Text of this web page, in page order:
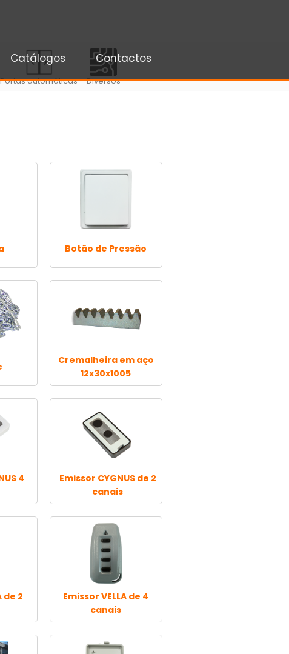
Catálogos Contactos
Portas automáticas Diversos
Botão de Pressão
Cremalheira em aço
12x30x1005
4
Emissor CYGNUS de 2
canais
de 2
Emissor VELLA de 4
canais